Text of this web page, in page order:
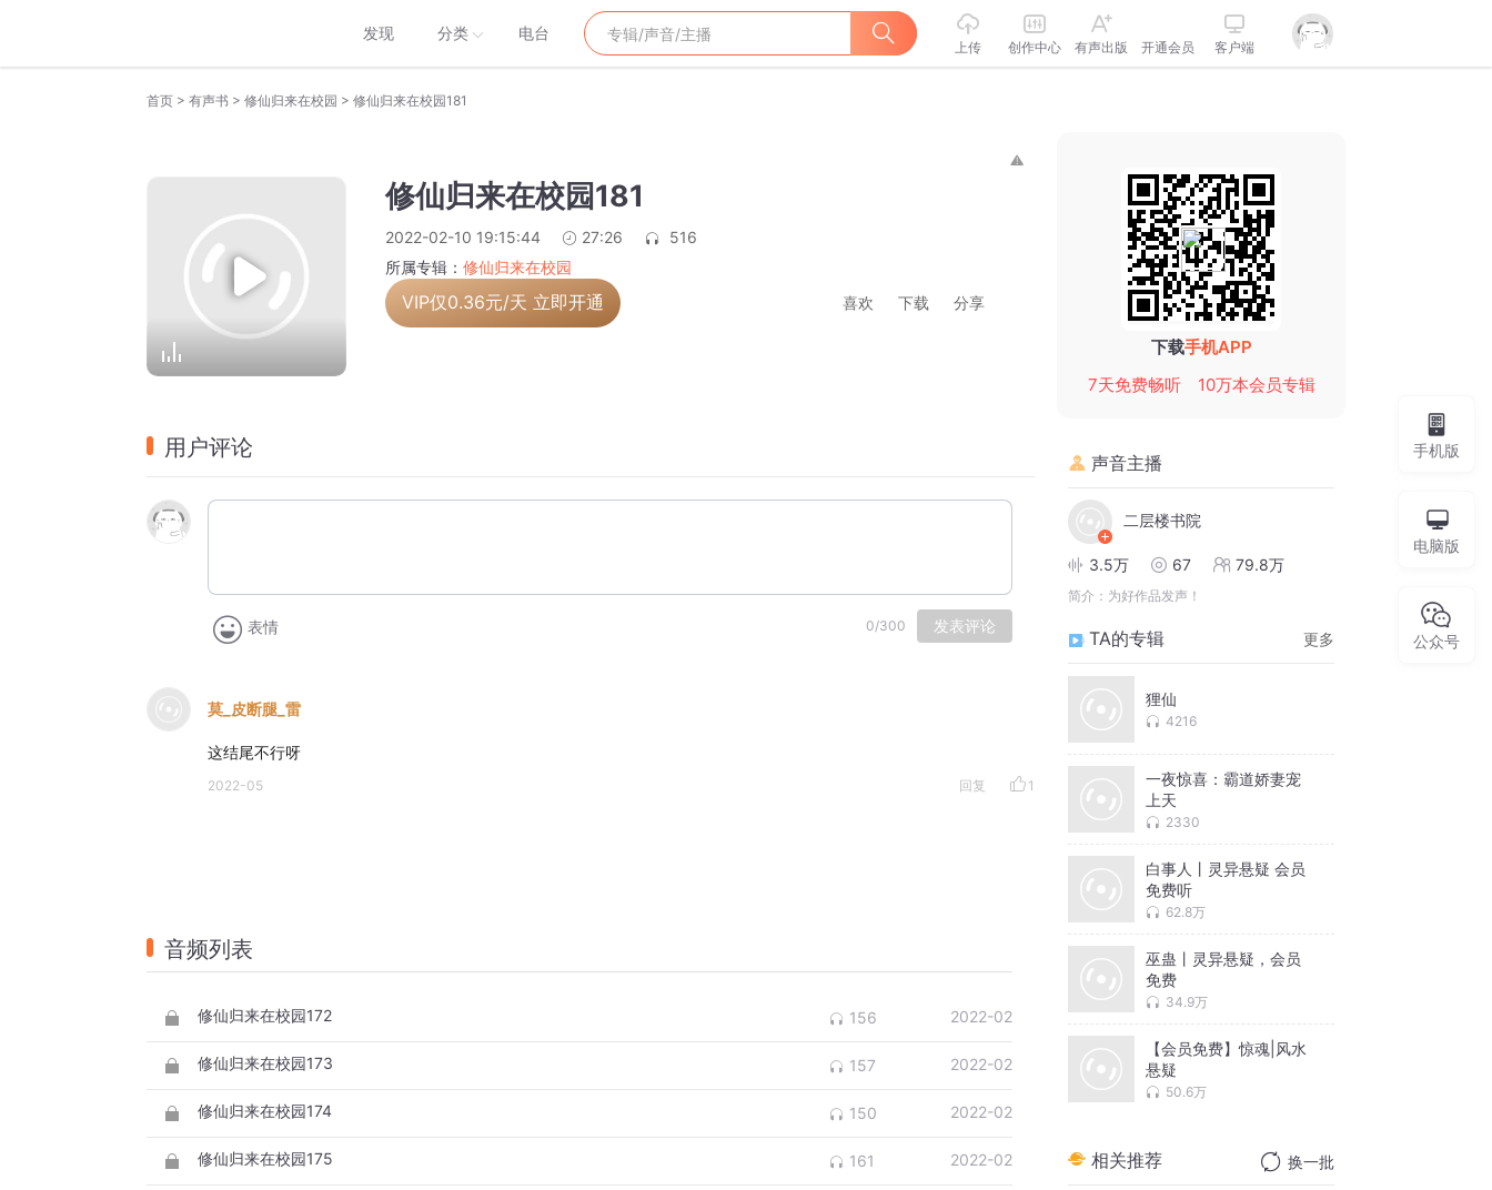
发现 分类 电台
上传 创作中心 有声出版 开通会员 客户端
首页 > 有声书 > 修仙归来在校园 > 修仙归来在校园181
修仙归来在校园181
2022-02-10 19:15:44 27:26
516
所属专辑： 修仙归来在校园
VIP仅0.36元/天 立即开通 喜欢 下载 分享
用户评论
表情 0/300 发表评论
莫_皮断腿_雷
这结尾不行呀
2022-05 回复 1
音频列表
修仙归来在校园172 156 2022-02
修仙归来在校园173 157 2022-02
修仙归来在校园174 150 2022-02
修仙归来在校园175 161 2022-02
下载手机APP
7天免费畅听
10万本会员专辑
声音主播
二层楼书院
3.5万 67 79.8万
简介： 为好作品发声！
TA的专辑 更多
狸仙
4216
一夜惊喜：霸道娇妻宠
上天
2330
白事人丨灵异悬疑 会员
免费听
62.8万
巫蛊丨灵异悬疑，会员
免费
34.9万
【会员免费】惊魂|风水
悬疑
50.6万
相关推荐 换一批
手机版
电脑版
公众号